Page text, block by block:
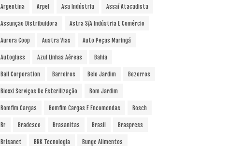
Argentina Arpel Asa Indústria Assaí Atacadista
Assunção Distribuidora Astra S/A Indústria E Comércio
Aurora Coop Austra Vias Auto Peças Maringá
Autoglass Azul Linhas Aéreas Bahia
Ball Corporation Barreiros Belo Jardim Bezerros
Bioxxi Serviços De Esterilização Bom Jardim
Bomfim Cargas Bomfim Cargas E Encomendas Bosch
Br Bradesco Brasanitas Brasil Braspress
Brisanet BRK Tecnologia Bunge Alimentos